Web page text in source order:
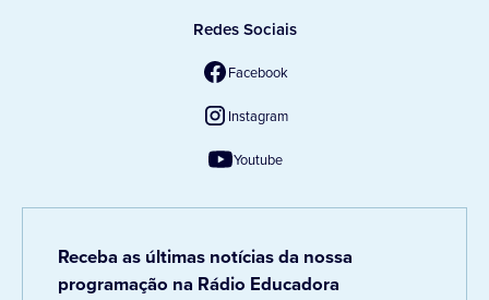
Redes Sociais
Facebook
Instagram
Youtube
Receba as últimas notícias da nossa
programação na Rádio Educadora